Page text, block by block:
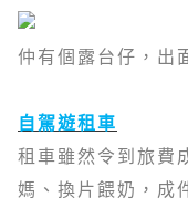
仲有個露台仔，出
自駕遊租車
租車雖然令到旅費
媽、換片餵奶，成